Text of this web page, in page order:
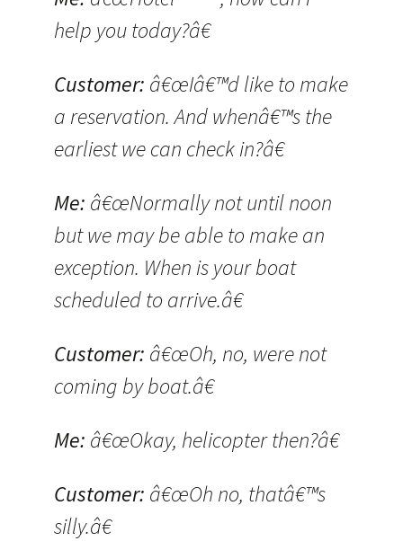
help you today?â€
Customer: â€œIâ€™d like to make
a reservation. And whenâ€™s the
earliest we can check in?â€
Me: â€œNormally not until noon
but we may be able to make an
exception. When is your boat
scheduled to arrive.â€
Customer: â€œOh, no, were not
coming by boat.â€
Me: â€œOkay, helicopter then?â€
Customer: â€œOh no, thatâ€™s
silly.â€